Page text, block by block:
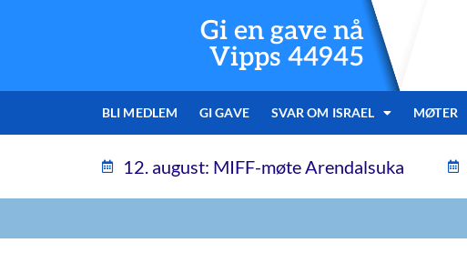
Gi en gave nå
Vipps 44945
BLI MEDLEM GI GAVE SVAR OM ISRAEL MØTER
12. august: MIFF-møte Arendalsuka